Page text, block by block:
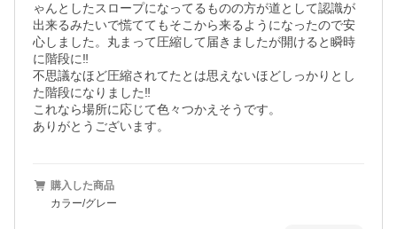
ゃんとしたスロープになってるものの方が道として認識が
出来るみたいで慌ててもそこから来るようになったので安
心しました。丸まって圧縮して届きましたが開けると瞬時
に階段に‼️
不思議なほど圧縮されてたとは思えないほどしっかりとし
た階段になりました‼️
これなら場所に応じて色々つかえそうです。
購入した商品
カラー/グレー